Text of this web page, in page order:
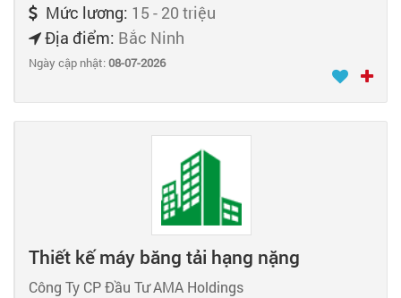
Mức lương: 15 - 20 triệu
Địa điểm: Bắc Ninh
Ngày cập nhật:08-07-2026
Thiết kế máy băng tải hạng nặng
Công Ty CP Đầu Tư AMA Holdings